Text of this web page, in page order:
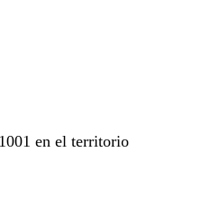
en el territorio